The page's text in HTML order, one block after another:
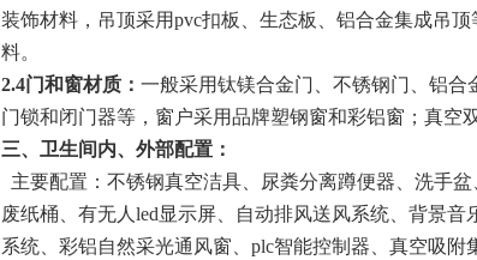
装饰材料，吊顶采用pvc扣板、生态板、铝合金集成吊
料。
2.4门和窗材质： 一般采用钛镁合金门、不锈钢门、铝
门锁和闭门器等，窗户采用品牌塑钢窗和彩铝窗；真空
三、卫生间内、外部配置：
主要配置：不锈钢真空洁具、尿粪分离蹲便器、洗手
废纸桶、有无人 led显示屏、自动排风送风系统、背景音
系统、彩铝自然采光通风窗、 plc智能控制器、真空吸附